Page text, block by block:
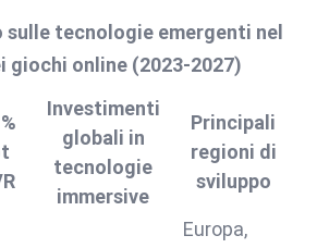
sulle tecnologie emergenti nel
giochi online (2023-2027)
Investimenti
globali in
tecnologie
immersive
Principali
regioni di
sviluppo
Europa,